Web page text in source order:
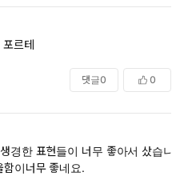
르테
댓글0 0
경한 표현들이 너무 좋아서 샀습니
함이너무 좋네요.